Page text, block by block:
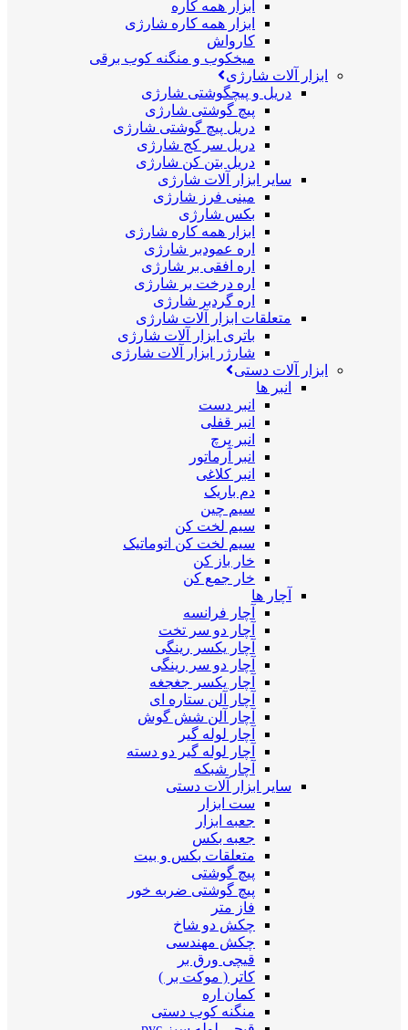
ابزار همه کاره
ابزار همه کاره شارژی
کارواش
میخکوب و منگنه کوب برقی
ابزار آلات شارژی
دریل و پیچگوشتی شارژی
پیچ گوشتی شارژی
دریل پیچ گوشتی شارژی
دریل سر کج شارژی
دریل بتن کن شارژی
سایر ابزار آلات شارژی
مینی فرز شارژی
بکس شارژی
ابزار همه کاره شارژی
اره عمودبر شارژی
اره افقی بر شارژی
اره درخت بر شارژی
اره گردبر شارژی
متعلقات ابزار آلات شارژی
باتری ابزار آلات شارژی
شارژر ابزار آلات شارژی
ابزار آلات دستی
انبر ها
انبر دست
انبر قفلی
انبر پرچ
انبر آرماتور
انبر کلاغی
دم باریک
سیم چین
سیم لخت کن
سیم لخت کن اتوماتیک
خار باز کن
خار جمع کن
آچار ها
آچار فرانسه
آچار دو سر تخت
آچار یکسر رینگی
آچار دو سر رینگی
آچار یکسر جغجغه
آچار آلن ستاره ای
آچار آلن شش گوش
آچار لوله گیر
آچار لوله گیر دو دسته
آچار شبکه
سایر ابزار آلات دستی
ست ابزار
جعبه ابزار
جعبه بکس
متعلقات بکس و بیت
پیچ گوشتی
پیچ گوشتی ضربه خور
فاز متر
چکش دو شاخ
چکش مهندسی
قیچی ورق بر
کاتر ( موکت بر )
کمان اره
منگنه کوب دستی